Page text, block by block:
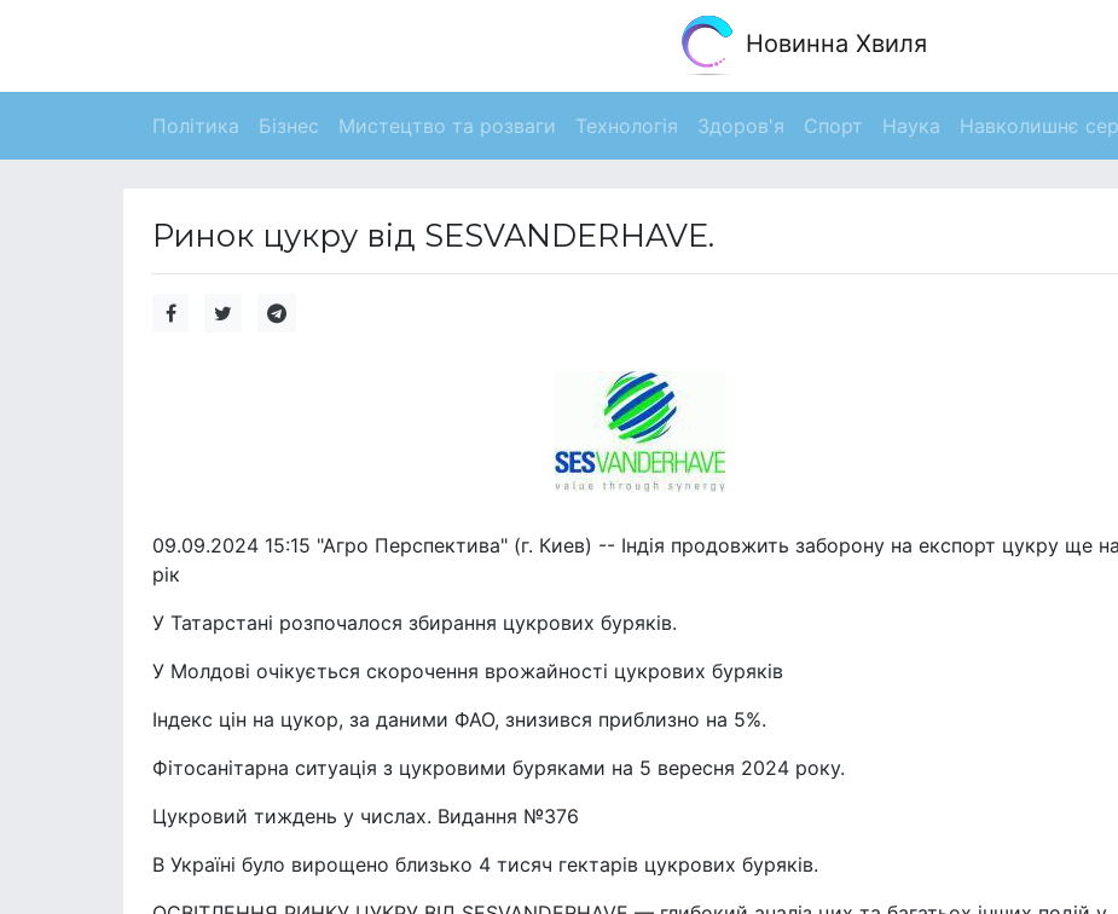
Новинна Хвиля
Політика Бізнес Мистецтво та розваги Технологія Здоров'я Спорт Наука Навколишнє
Ринок цукру від SESVANDERHAVE.
09.09.2024 15:15 "Агро Перспектива" (г. Киев) -- Індія продовжить заборону на експорт цукру ще на
рік
У Татарстані розпочалося збирання цукрових буряків.
У Молдові очікується скорочення врожайності цукрових буряків
Індекс цін на цукор, за даними ФАО, знизився приблизно на 5%.
Фітосанітарна ситуація з цукровими буряками на 5 вересня 2024 року.
Цукровий тиждень у числах. Видання №376
В Україні було вирощено близько 4 тисяч гектарів цукрових буряків.